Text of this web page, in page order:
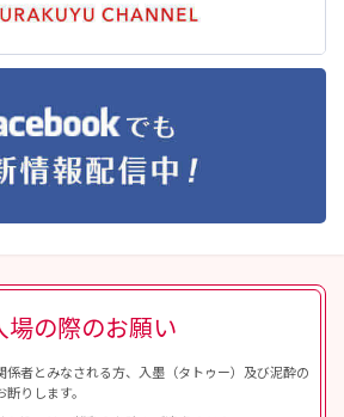
場の際のお願い
係者とみなされる方、入墨（タトゥー）及び泥酔の
りします。